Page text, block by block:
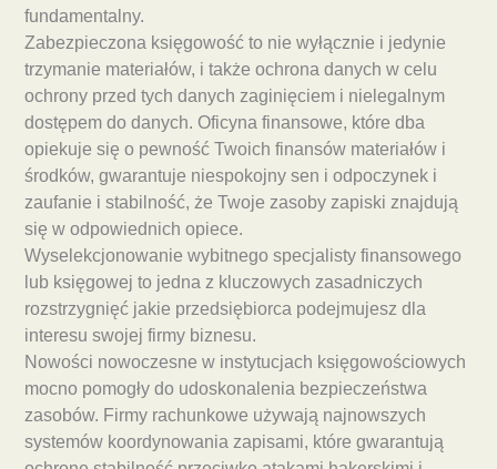
fundamentalny.
Zabezpieczona księgowość to nie wyłącznie i jedynie
trzymanie materiałów, i także ochrona danych w celu
ochrony przed tych danych zaginięciem i nielegalnym
dostępem do danych. Oficyna finansowe, które dba
opiekuje się o pewność Twoich finansów materiałów i
środków, gwarantuje niespokojny sen i odpoczynek i
zaufanie i stabilność, że Twoje zasoby zapiski znajdują
się w odpowiednich opiece.
Wyselekcjonowanie wybitnego specjalisty finansowego
lub księgowej to jedna z kluczowych zasadniczych
rozstrzygnięć jakie przedsiębiorca podejmujesz dla
interesu swojej firmy biznesu.
Nowości nowoczesne w instytucjach księgowościowych
mocno pomogły do udoskonalenia bezpieczeństwa
zasobów. Firmy rachunkowe używają najnowszych
systemów koordynowania zapisami, które gwarantują